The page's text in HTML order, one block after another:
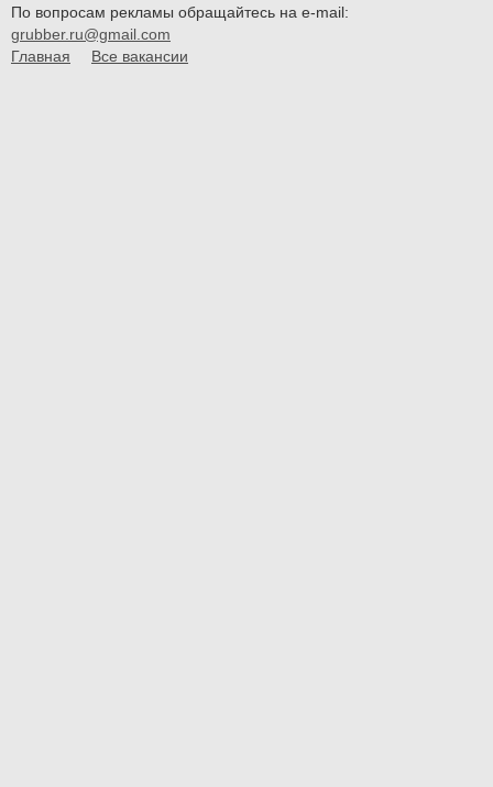
По вопросам рекламы обращайтесь на e-mail:
grubber.ru@gmail.com
Главная
Все вакансии